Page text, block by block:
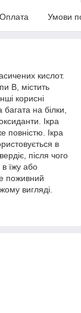
Оплата Умови
кислот.
В, містить
корисні
на білки,
Ікра
повністю. Ікра
в
після чого
їжу або
поживний
вигляді.